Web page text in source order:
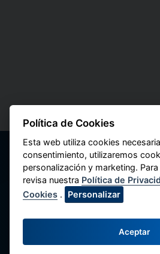
Federación Nacional de
Política de Cookies
Esta web utiliza cookies
consentimiento, utilizaremos
personalización y marketing.
revisa nuestra Política de
Cookies . Personalizar
Aceptar